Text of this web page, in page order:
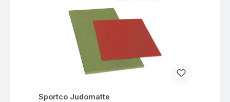
Fragen zum Artikel
Sportco Judomatte